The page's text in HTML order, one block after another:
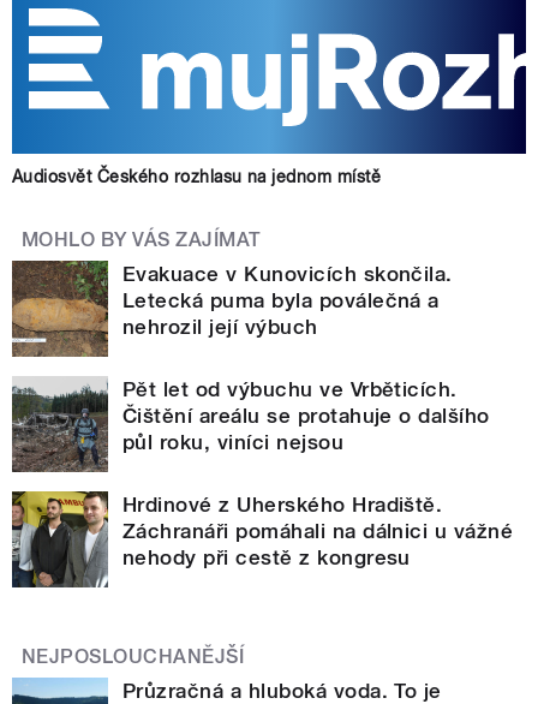
Audiosvět Českého rozhlasu na jednom místě
MOHLO BY VÁS ZAJÍMAT
Evakuace v Kunovicích skončila.
Letecká puma byla poválečná a
nehrozil její výbuch
Pět let od výbuchu ve Vrběticích.
Čištění areálu se protahuje o dalšího
půl roku, viníci nejsou
Hrdinové z Uherského Hradiště.
Záchranáři pomáhali na dálnici u vážné
nehody při cestě z kongresu
NEJPOSLOUCHANĚJŠÍ
Průzračná a hluboká voda. To je